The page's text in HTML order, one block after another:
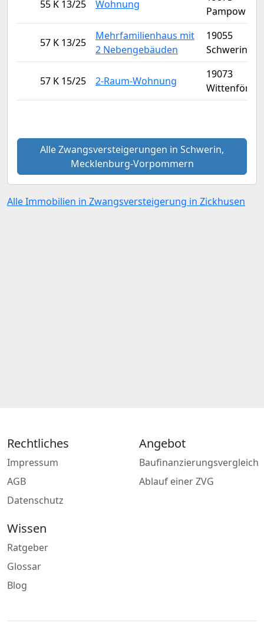
55 K 13/25 Wohnung
Pampow
57 K 13/25
Mehrfamilienhaus mit
2 Nebengebäuden
19055
Schwerin
57 K 15/25 2-Raum-Wohnung
19073
Alle Zwangsversteigerungen in Schwerin,
Mecklenburg-Vorpommern
Alle Immobilien in Zwangsversteigerung in Zickhusen
Rechtliches
Impressum
AGB
Datenschutz
Angebot
Baufinanzierungsvergleich
Ablauf einer ZVG
Wissen
Ratgeber
Glossar
Blog